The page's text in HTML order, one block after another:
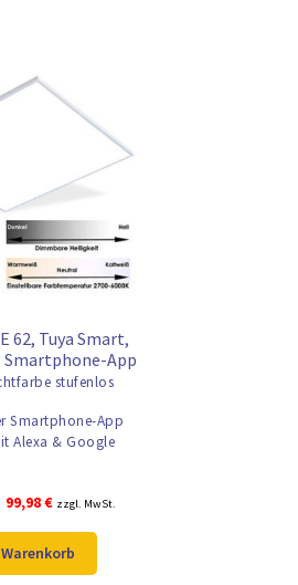
62, Tuya Smart,
Smartphone-App
stufenlos
Smartphone-App
Alexa & Google
Ursprünglicher
€
99,98€Aktueller
ist:
99,98 €.
zzgl. MwSt.